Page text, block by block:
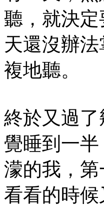
聽，就決
天還沒辦
複地聽。
終於又過
覺睡到一
濛的我，
看看的時